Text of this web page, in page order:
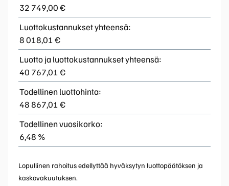
32 749,00 €
Luottokustannukset yhteensä:
8 018,01 €
Luotto ja luottokustannukset yhteensä:
40 767,01 €
Todellinen luottohinta:
48 867,01 €
Todellinen vuosikorko:
6,48 %
Lopullinen rahoitus edellyttää hyväksytyn luottopäätöksen ja
kaskovakuutuksen.